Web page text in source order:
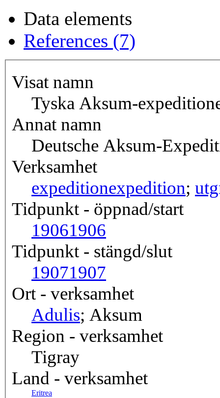
Data elements
References (7)
Visat namn
Tyska Aksum-
Annat namn
Deutsche Aksum-
Verksamhet
expeditionexpedition;
Tidpunkt - öppnad/start
19061906
Tidpunkt - stängd/slut
19071907
Ort - verksamhet
Adulis; Aksum
Region - verksamhet
Tigray
Land - verksamhet
Eritrea